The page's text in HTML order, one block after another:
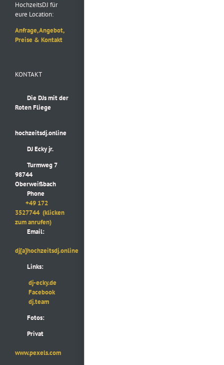
HochzeitsDJ für
eure Location:
Anfrage, Angebot,
Preise & Kontakt
KONTAKT
Die DJs mit der
Roten Fliege
hochzeitsdj.online
DJ Ecky jr.
Turmweg 7
98744
Oberweißbach
Phone
+49 172
3527744 (klicken
zum anrufen)
Email:
dj[a]hochzeitsdj.online
Links:
dj-ecky.de
Facebook
dj.team
Fotos:
Privat
www.pexels.com